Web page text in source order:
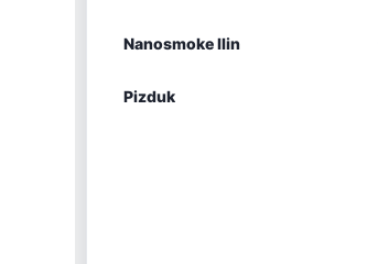
Nanosmoke Ilin
Pizduk